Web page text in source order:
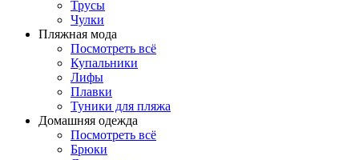
Трусы
Чулки
Пляжная мода
Посмотреть всё
Купальники
Лифы
Плавки
Туники для пляжа
Домашняя одежда
Посмотреть всё
Брюки